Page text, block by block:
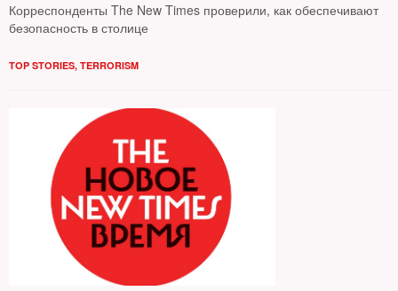
Корреспонденты The New Times проверили, как обеспечивают
безопасность в столице
TOP STORIES, TERRORISM